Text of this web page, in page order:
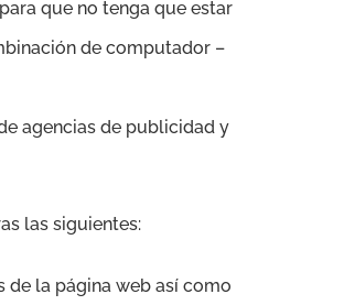
que no tenga que estar
de computador –
agencias de publicidad y
las siguientes:
de la página web así como